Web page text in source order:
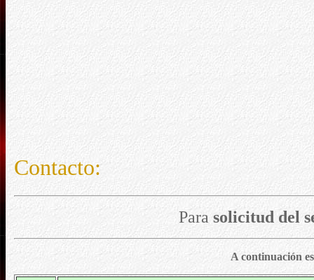
Contacto:
Para solicitud del
A continuación